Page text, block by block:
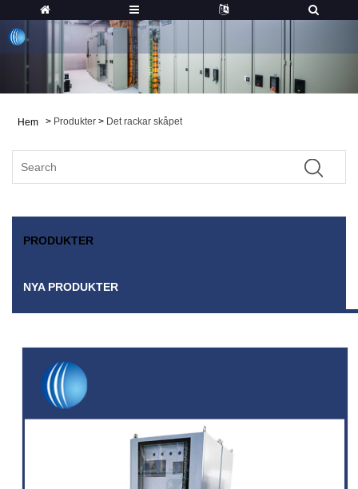
Hem > Produkter > Det rackar skåpet
PRODUKTER
NYA PRODUKTER